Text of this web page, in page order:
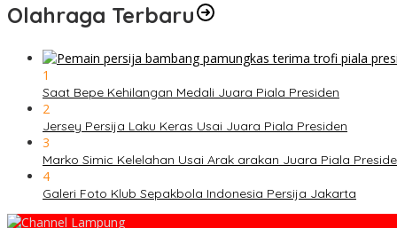
Olahraga Terbaru
1
Saat Bepe Kehilangan Medali Juara Piala Presiden
2
Jersey Persija Laku Keras Usai Juara Piala Presiden
3
Marko Simic Kelelahan Usai Arak arakan Juara Piala
4
Galeri Foto Klub Sepakbola Indonesia Persija Jakarta